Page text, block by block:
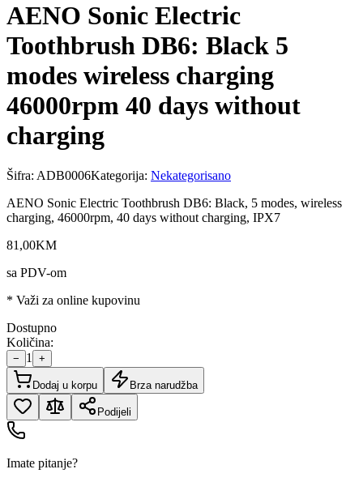
AENO Sonic Electric
Toothbrush DB6: Black 5
modes wireless charging
46000rpm 40 days without
charging
Šifra: ADB0006Kategorija: Nekategorisano
AENO Sonic Electric Toothbrush DB6: Black, 5 modes, wireless
charging, 46000rpm, 40 days without charging, IPX7
81 ,00KM
sa PDV-om
* Važi za online kupovinu
Dostupno
Količina:
− 1 +
Dodaj u korpu Brza narudžba
Podijeli
Imate pitanje?